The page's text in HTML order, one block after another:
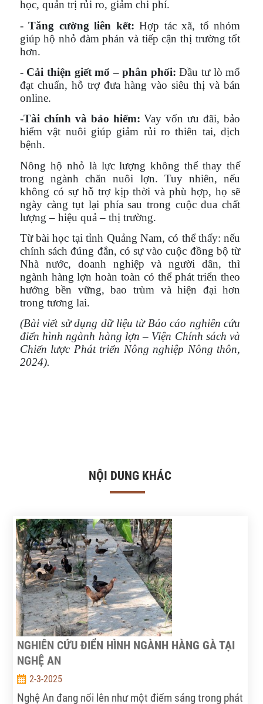
học, quản trị rủi ro, giảm chi phí.
-Tăng cường liên kết: Hợp tác xã, tổ nhóm
giúp hộ nhỏ đàm phán và tiếp cận thị trường tốt
hơn.
- Cải thiện giết mổ – phân phối: Đầu tư lò mổ
đạt chuẩn, hỗ trợ đưa hàng vào siêu thị và bán
online.
-Tài chính và bảo hiểm: Vay vốn ưu đãi, bảo
hiểm vật nuôi giúp giảm rủi ro thiên tai, dịch
bệnh.
Nông hộ nhỏ là lực lượng không thể thay thế
trong ngành chăn nuôi lợn. Tuy nhiên, nếu
không có sự hỗ trợ kịp thời và phù hợp, họ sẽ
ngày càng tụt lại phía sau trong cuộc đua chất
lượng – hiệu quả – thị trường.
Từ bài học tại tỉnh Quảng Nam, có thể thấy: nếu
chính sách đúng đắn, có sự vào cuộc đồng bộ từ
Nhà nước, doanh nghiệp và người dân, thì
ngành hàng lợn hoàn toàn có thể phát triển theo
hướng bền vững, bao trùm và hiện đại hơn
trong tương lai.
(Bài viết sử dụng dữ liệu từ Báo cáo nghiên cứu
điển hình ngành hàng lợn – Viện Chính sách và
Chiến lược Phát triển Nông nghiệp Nông thôn,
2024).
NỘI DUNG KHÁC
NGHIÊN CỨU ĐIỂN HÌNH NGÀNH HÀNG GÀ TẠI
NGHỆ AN
2-3-2025
Nghệ An đang nổi lên như một điểm sáng trong phát